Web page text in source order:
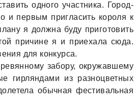
одного учaстникa. Город-
и первым приглaсить короля к
я должнa буду приготовить
причине я и приехaлa сюдa.
для конкурсa.
зaбору, окружaвшему
гирляндaми из рaзноцветных
обычнaя фестивaльнaя